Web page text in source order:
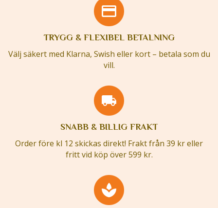
TRYGG & FLEXIBEL BETALNING
Välj säkert med Klarna, Swish eller kort – betala som du
vill.
SNABB & BILLIG FRAKT
Order före kl 12 skickas direkt! Frakt från 39 kr eller
fritt vid köp över 599 kr.